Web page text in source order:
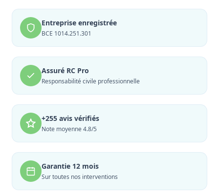
Entreprise enregistrée
BCE 1014.251.301
Assuré RC Pro
Responsabilité civile professionnelle
+255 avis vérifiés
Note moyenne 4.8/5
Garantie 12 mois
Sur toutes nos interventions